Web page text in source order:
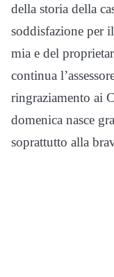
della storia della
soddisfazione per
mia e del
continua
ringraziamento ai
domenica nasce
soprattutto alla